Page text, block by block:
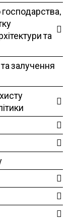
та
залучення